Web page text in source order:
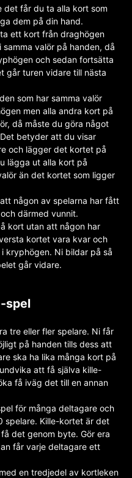
det får du ta alla kort som
dem på din hand.
ett kort från draghögen
valör på handen, då
och sedan fortsätta
går turen vidare till nästa
som har samma valör
men alla andra kort på
då måste du göra något
betyder att du visar
och lägger det kortet på
lägga ut alla kort på
än det kortet som ligger
någon av spelarna har fått
därmed vunnit.
kort utan att någon har
kortet vara kvar och
kryphögen. Ni bildar på så
går vidare.
spel
tre eller fler spelare. Ni får
på handen tills dess att
ska ha lika många kort på
att få själva kille-
få iväg det till en annan
för många deltagare och
spelare. Kille-kortet är det
det genom byte. Gör era
får varje deltagare ett
en tredjedel av kortleken